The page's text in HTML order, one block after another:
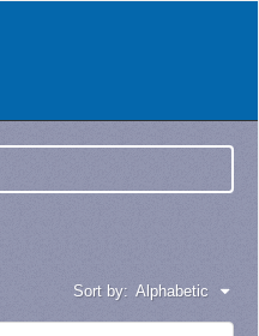
Sort by: Alphabetic